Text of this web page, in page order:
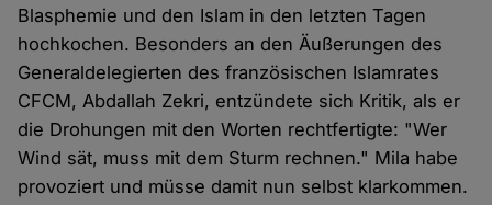
Blasphemie und den Islam in den letzten Tagen
hochkochen. Besonders an den Äußerungen des
Generaldelegierten des französischen Islamrates
CFCM, Abdallah Zekri, entzündete sich Kritik, als er
die Drohungen mit den Worten rechtfertigte: "Wer
Wind sät, muss mit dem Sturm rechnen." Mila habe
provoziert und müsse damit nun selbst klarkommen.